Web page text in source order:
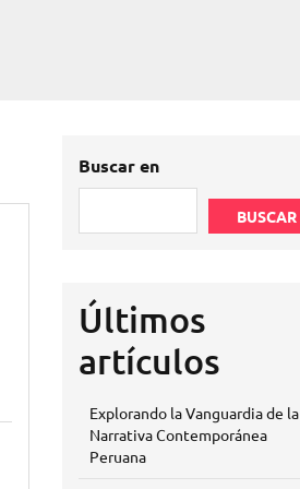
Buscar en
BUSCAR
Últimos
artículos
Explorando la Vanguardia de la
Narrativa Contemporánea
Peruana